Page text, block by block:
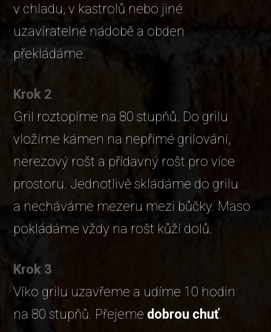
v chladu, v kastrolů nebo jiné
uzavíratelné nádobě a obden
překládáme.
Krok 2
Gril roztopíme na 80 stupňů. Do grilu
vložíme kámen na nepřímé grilování,
nerezový rošt a přídavný rošt pro více
prostoru. Jednotlivě skládáme do grilu
a necháváme mezeru mezi bůčky. Maso
pokládáme vždy na rošt kůží dolů.
Krok 3
Víko grilu uzavřeme a udíme 10 hodin
na 80 stupňů. Přejeme dobrou chuť.